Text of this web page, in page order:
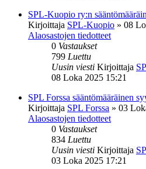
SPL-Kuopio ry:n
Kirjoittaja SPL-Kuopio » 08
Alaosastojen tiedotteet
0 Vastaukset
799 Luettu
Uusin viesti Kirjoittaja
08 Loka 2025 15:21
SPL Forssa sääntömääräinen
Kirjoittaja SPL Forssa » 03
Alaosastojen tiedotteet
0 Vastaukset
834 Luettu
Uusin viesti Kirjoittaja
03 Loka 2025 17:21